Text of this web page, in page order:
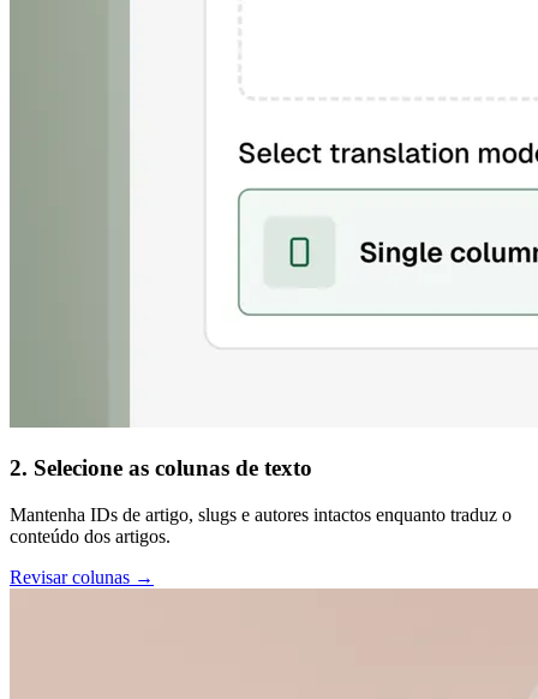
2. Selecione as colunas de texto
Mantenha IDs de artigo, slugs e autores intactos enquanto traduz o
conteúdo dos artigos.
Revisar colunas →